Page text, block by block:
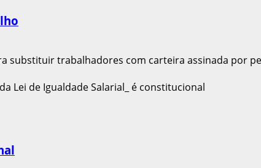
substituir trabalhadores com carteira assinada por